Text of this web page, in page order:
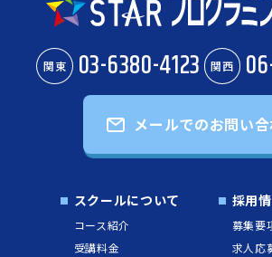
関東 03-6380-4123 関西
メールでのお問い
スクールについて
コース紹介
受講料金
採用
募集要
求人応